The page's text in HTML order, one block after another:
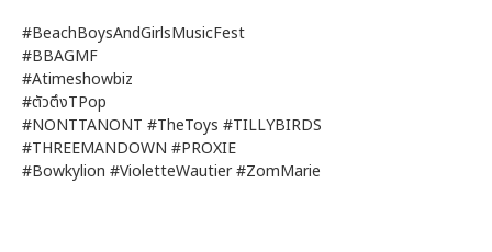
#BeachBoysAndGirlsMusicFest
#BBAGMF
#Atimeshowbiz
#ตัวตึงTPop
#NONTTANONT #TheToys #TILLYBIRDS
#THREEMANDOWN #PROXIE
#Bowkylion #VioletteWautier #ZomMarie